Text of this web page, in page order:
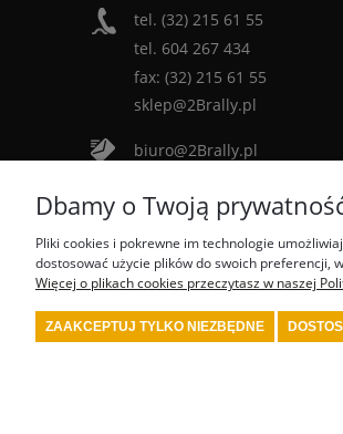
tel. (32) 215 61 55
tel. 604 267 434
fax: (32) 215 61 55
sklep@2Brally.pl
biuro@2Brally.pl
Najczęściej wyszukiwane
prezenty motorsport fotel biurowy
Dbamy o Twoją
Pliki cookies i pokrewne im technologie
dostosować użycie plików do swoich preferencji,
Więcej o plikach cookies przeczytasz w naszej
ZAAKCEPTUJ TYLKO NIEZBĘDNE